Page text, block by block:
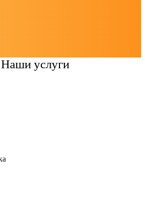
Наши услуги